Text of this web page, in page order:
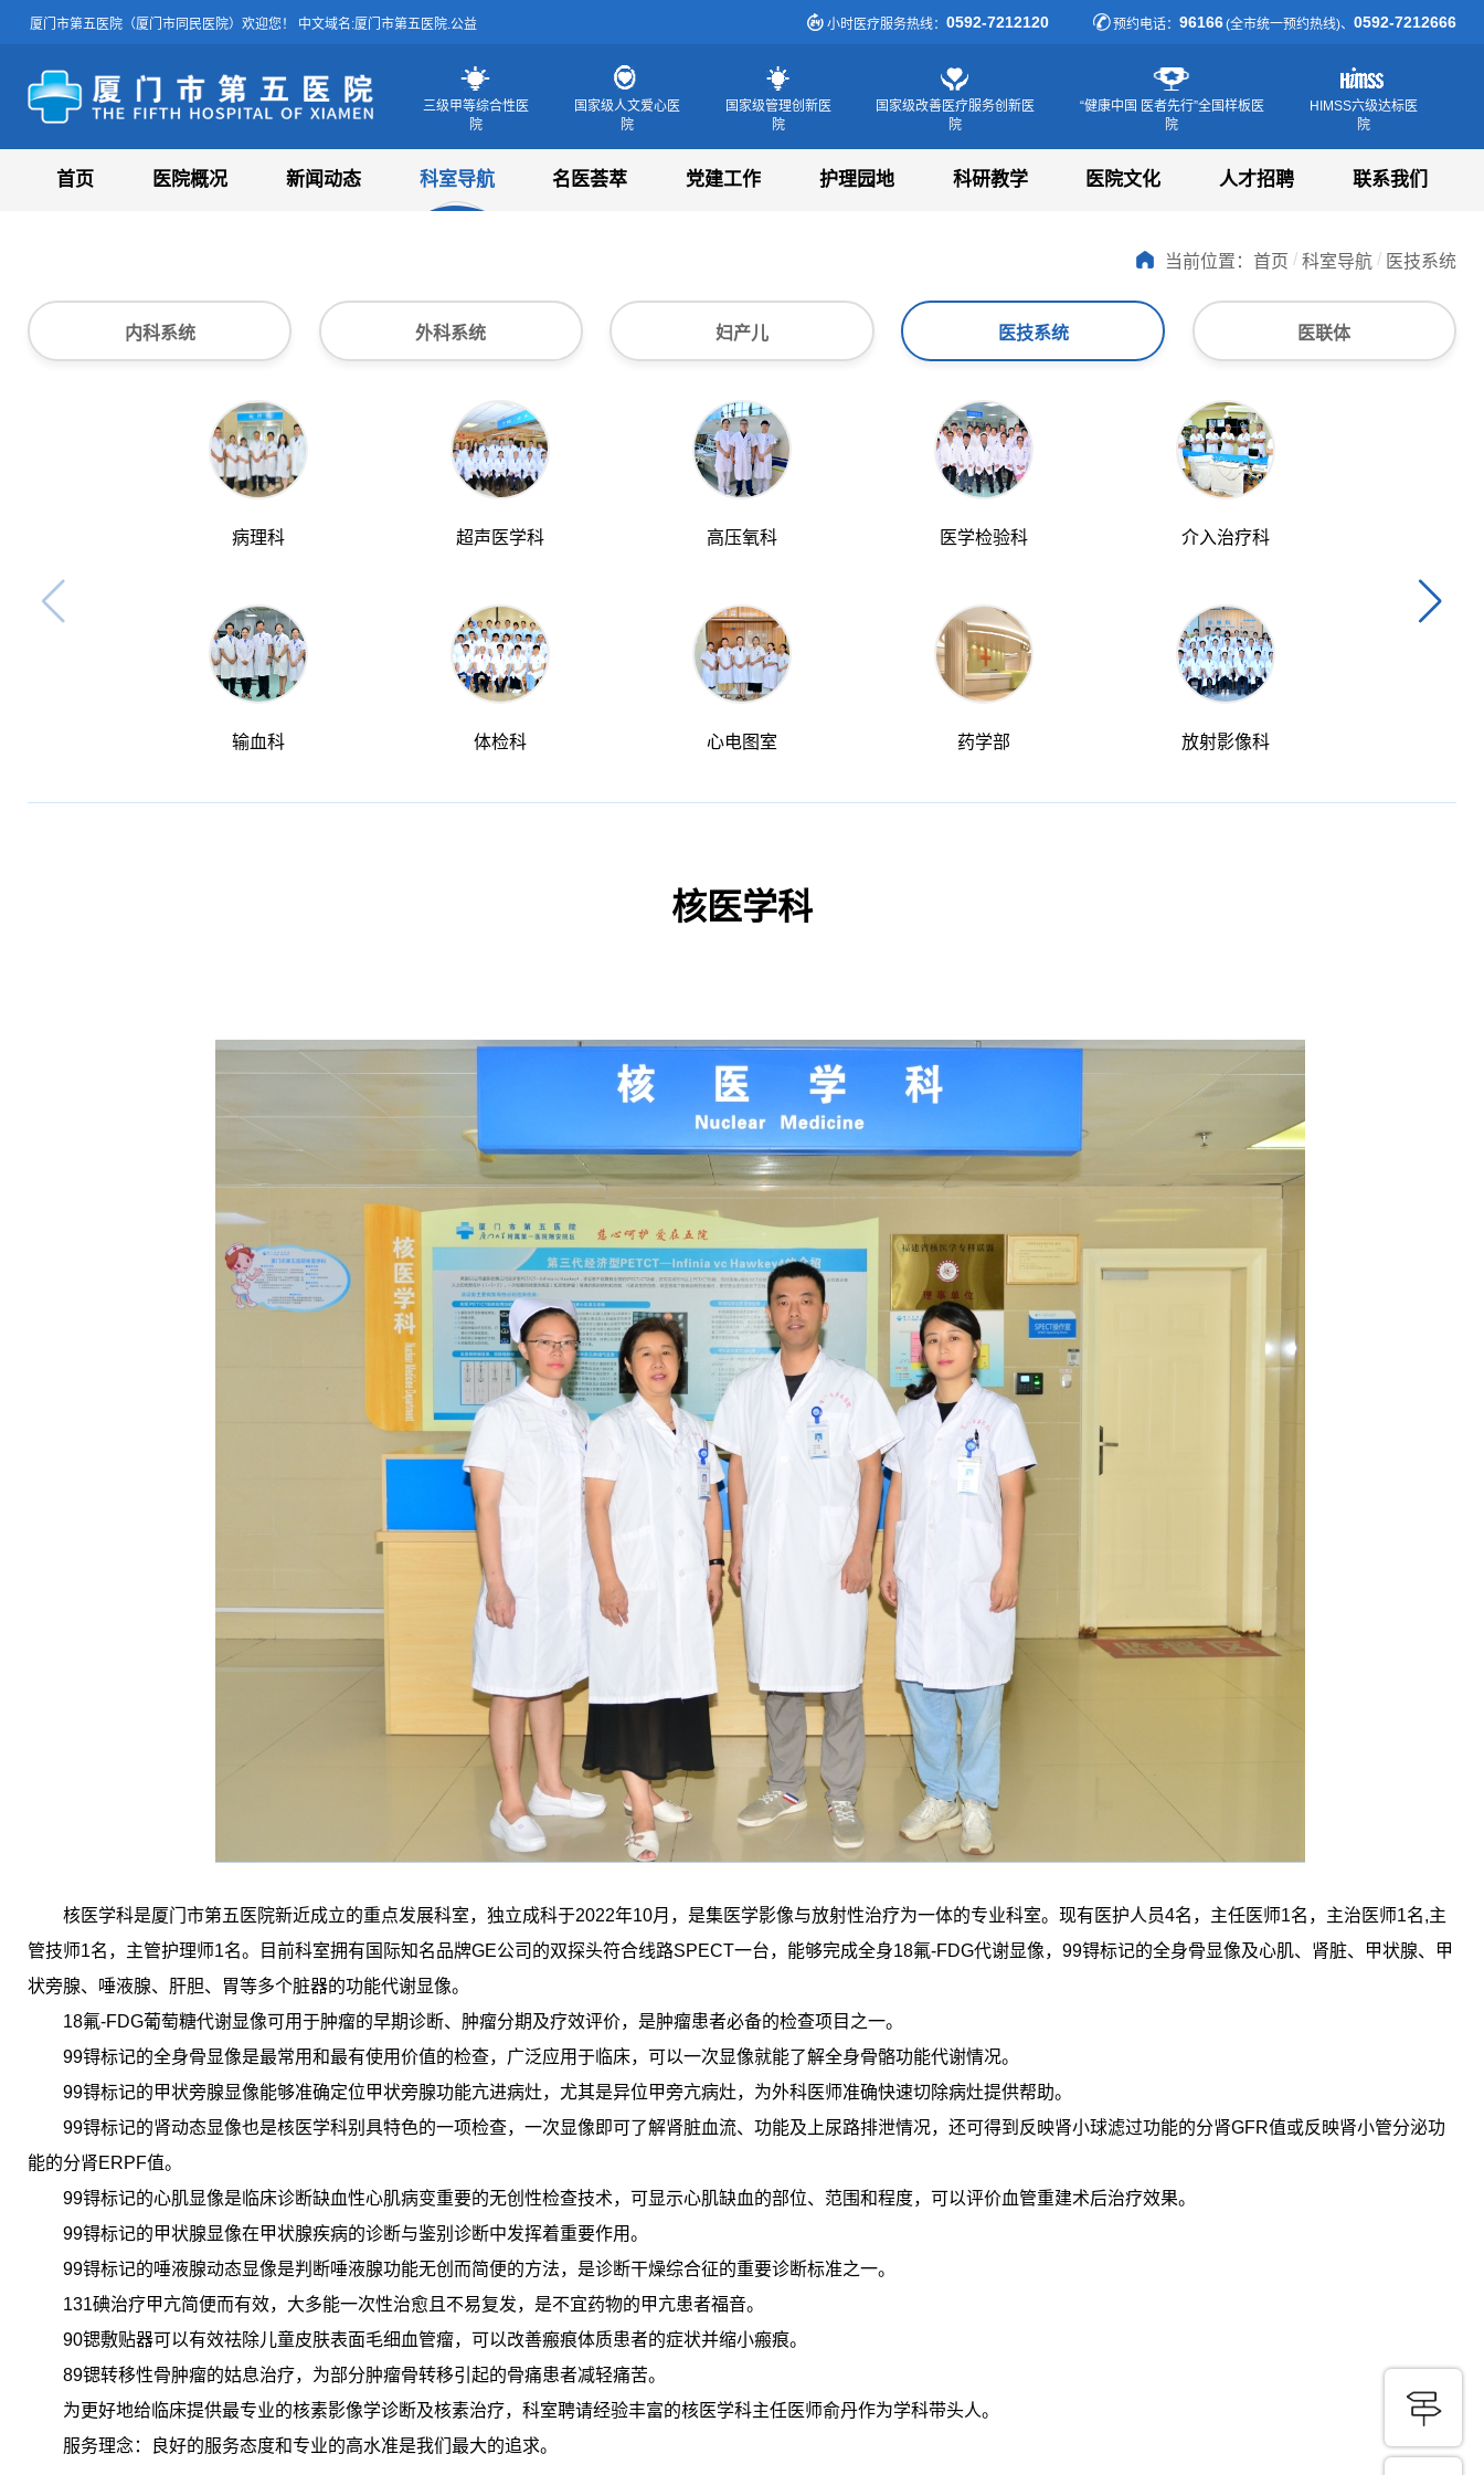
厦门市第五医院（厦门市同民医院）欢迎您！ 中文域名:厦门市第五医院.公益 小时医疗服务热线： 0592-7212120 预约电话： 96166(全市统一预约热线)、 0592-7212666
三级甲等综合性医
院
国家级人文爱心医
院
国家级管理创新医
院
国家级改善医疗服务创新医
院
“健康中国 医者先行”全国样板医
院
HIMSS六级达标医
院
首页 医院概况 新闻动态 科室导航 名医荟萃 党建工作 护理园地 科研教学 医院文化 人才招聘 联系我们
当前位置： 首页 / 科室导航 / 医技系统
内科系统 外科系统 妇产儿 医技系统 医联体
病理科 超声医学科 高压氧科 医学检验科 介入治疗科
输血科 体检科 心电图室 药学部 放射影像科
核医学科
核医学科是厦门市第五医院新近成立的重点发展科室，独立成科于2022年10月，是集医学影像与放射性治疗为一体的专业科室。现有医护人员4名，主任医师1名，主治医师1名,主
管技师1名，主管护理师1名。目前科室拥有国际知名品牌GE公司的双探头符合线路SPECT一台，能够完成全身18氟-FDG代谢显像，99锝标记的全身骨显像及心肌、肾脏、甲状腺、甲
状旁腺、唾液腺、肝胆、胃等多个脏器的功能代谢显像。
18氟-FDG葡萄糖代谢显像可用于肿瘤的早期诊断、肿瘤分期及疗效评价，是肿瘤患者必备的检查项目之一。
99锝标记的全身骨显像是最常用和最有使用价值的检查，广泛应用于临床，可以一次显像就能了解全身骨骼功能代谢情况。
99锝标记的甲状旁腺显像能够准确定位甲状旁腺功能亢进病灶，尤其是异位甲旁亢病灶，为外科医师准确快速切除病灶提供帮助。
99锝标记的肾动态显像也是核医学科别具特色的一项检查，一次显像即可了解肾脏血流、功能及上尿路排泄情况，还可得到反映肾小球滤过功能的分肾GFR值或反映肾小管分泌功
能的分肾ERPF值。
99锝标记的心肌显像是临床诊断缺血性心肌病变重要的无创性检查技术，可显示心肌缺血的部位、范围和程度，可以评价血管重建术后治疗效果。
99锝标记的甲状腺显像在甲状腺疾病的诊断与鉴别诊断中发挥着重要作用。
99锝标记的唾液腺动态显像是判断唾液腺功能无创而简便的方法，是诊断干燥综合征的重要诊断标准之一。
131碘治疗甲亢简便而有效，大多能一次性治愈且不易复发，是不宜药物的甲亢患者福音。
90锶敷贴器可以有效祛除儿童皮肤表面毛细血管瘤，可以改善瘢痕体质患者的症状并缩小瘢痕。
89锶转移性骨肿瘤的姑息治疗，为部分肿瘤骨转移引起的骨痛患者减轻痛苦。
为更好地给临床提供最专业的核素影像学诊断及核素治疗，科室聘请经验丰富的核医学科主任医师俞丹作为学科带头人。
服务理念：良好的服务态度和专业的高水准是我们最大的追求。